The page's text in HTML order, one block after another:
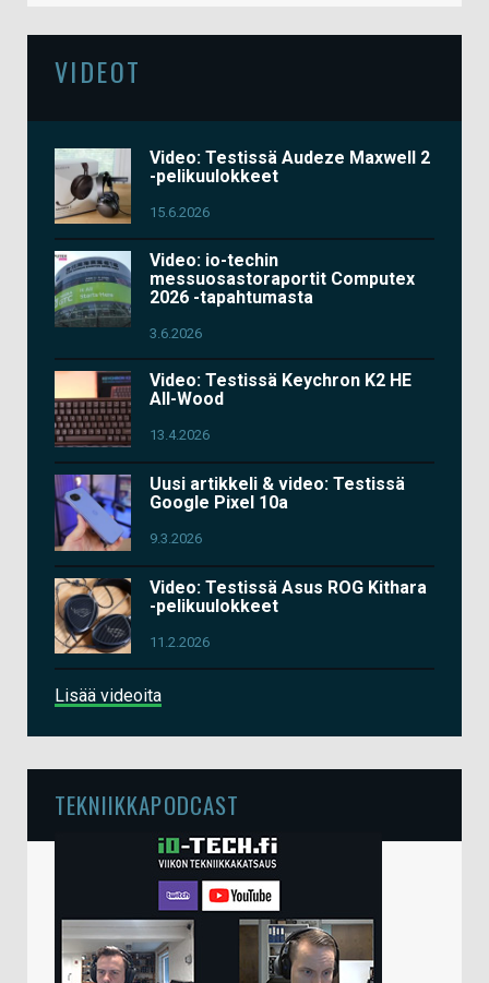
VIDEOT
Video: Testissä Audeze Maxwell 2
-pelikuulokkeet
15.6.2026
Video: io-techin
messuosastoraportit Computex
2026 -tapahtumasta
3.6.2026
Video: Testissä Keychron K2 HE
All-Wood
13.4.2026
Uusi artikkeli & video: Testissä
Google Pixel 10a
9.3.2026
Video: Testissä Asus ROG Kithara
-pelikuulokkeet
11.2.2026
Lisää videoita
TEKNIIKKAPODCAST